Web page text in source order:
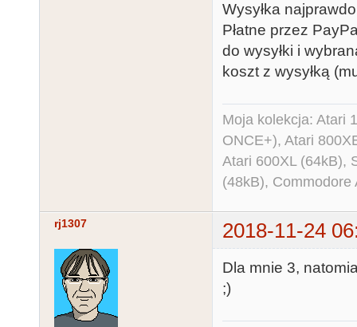
Wysyłka
Płatne przez
do wysyłki i
koszt z wysyłką
Moja kolekcja: Atari
ONCE+), Atari
Atari 600XL (64kB),
(48kB),
rj1307 2018-11-24
Dla mnie 3,
;)